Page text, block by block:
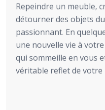
Repeindre un meuble,
détourner des objets
passionnant. En
une nouvelle vie à votre
qui sommeille en vous
véritable reflet de votre